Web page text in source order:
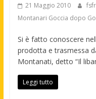
21 Maggio 2010
Montanari Goccia dopo
Si è fatto conoscere
prodotta e trasmessa
Montanati, detto “Il
Leggi tutto